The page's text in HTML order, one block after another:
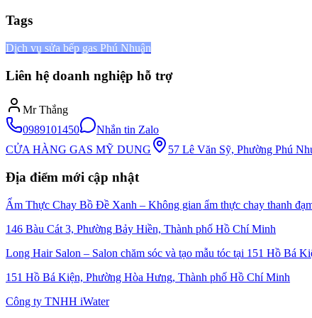
Tags
Dịch vụ sửa bếp gas Phú Nhuận
Liên hệ doanh nghiệp hỗ trợ
Mr Thắng
0989101450
Nhắn tin Zalo
CỬA HÀNG GAS MỸ DUNG
57 Lê Văn Sỹ, Phường Phú
Địa điểm mới cập nhật
Ẩm Thực Chay Bồ Đề Xanh – Không gian ẩm thực chay thanh
146 Bàu Cát 3, Phường Bảy Hiền, Thành phố Hồ Chí Minh
Long Hair Salon – Salon chăm sóc và tạo mẫu tóc tại 151 Hồ Bá
151 Hồ Bá Kiện, Phường Hòa Hưng, Thành phố Hồ Chí Minh
Công ty TNHH iWater